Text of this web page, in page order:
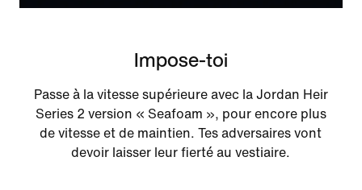
Impose-toi
Passe à la vitesse supérieure avec la Jordan Heir
Series 2 version « Seafoam », pour encore plus
de vitesse et de maintien. Tes adversaires vont
devoir laisser leur fierté au vestiaire.